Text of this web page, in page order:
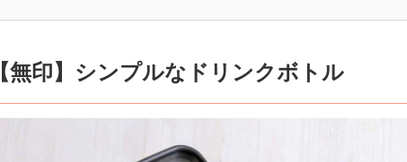
【無印】シンプルなドリンクボトル